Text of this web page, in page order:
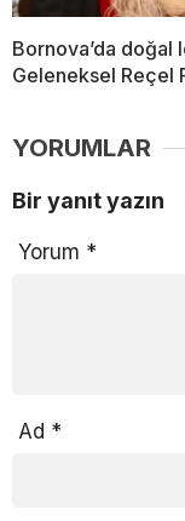
Bornova’da doğal
Geleneksel Reçel
YORUMLAR
Bir yanıt yazın
Yorum *
Ad *